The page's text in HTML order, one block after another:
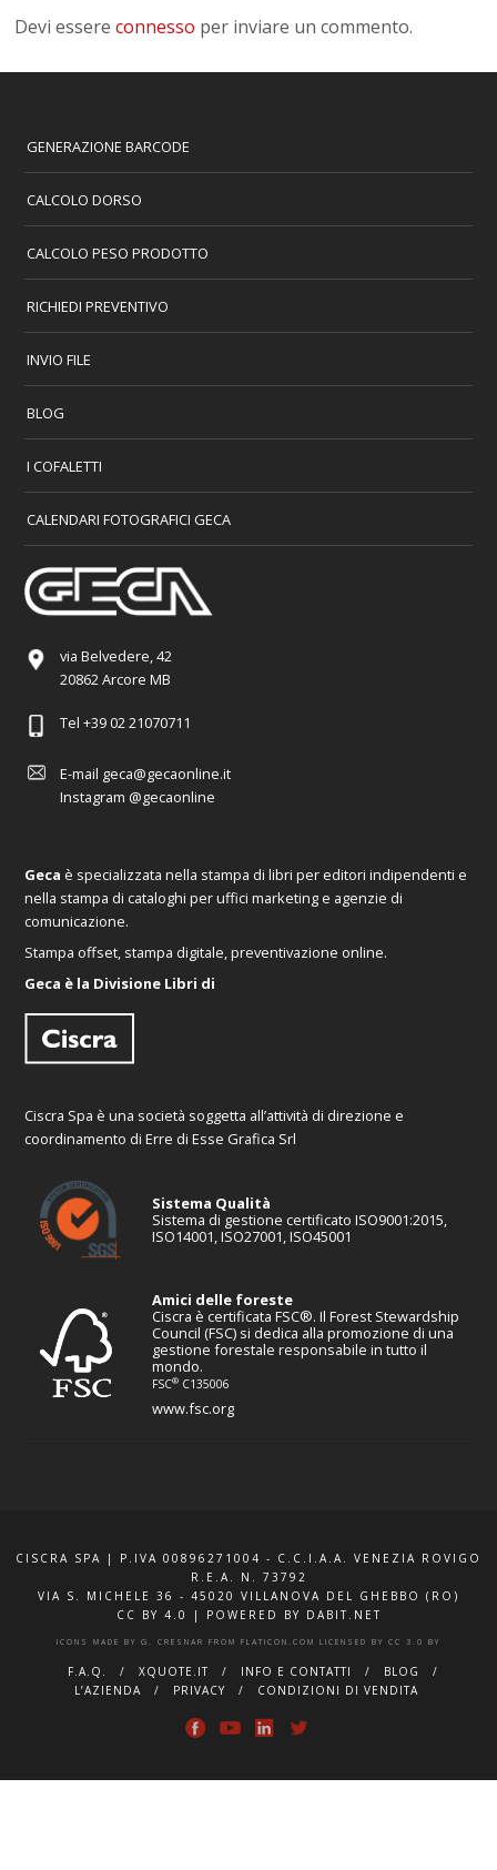
Devi essereconnesso per inviare un commento.
GENERAZIONE BARCODE
CALCOLO DORSO
CALCOLO PESO PRODOTTO
RICHIEDI PREVENTIVO
INVIO FILE
BLOG
I COFALETTI
CALENDARI FOTOGRAFICI GECA
via Belvedere, 42
20862 Arcore MB
Tel +39 02 21070711
E-mail geca@gecaonline.it
Instagram @gecaonline
Geca è specializzata nella stampa di libri per editori indipendenti e
nella stampa di cataloghi per uffici marketing e agenzie di
comunicazione.
Stampa offset, stampa digitale, preventivazione online.
Geca è la Divisione Libri di
Ciscra Spa è una società soggetta all’attività di direzione e
coordinamento di Erre di Esse Grafica Srl
Sistema Qualità
Sistema di gestione certificato ISO9001:2015,
ISO14001, ISO27001, ISO45001
Amici delle foreste
Ciscra è certificata FSC®. Il Forest Stewardship
Council (FSC) si dedica alla promozione di una
gestione forestale responsabile in tutto il
mondo.
FSC® C135006
www.fsc.org
CISCRA SPA | P.IVA 00896271004 - C.C.I.A.A. VENEZIA ROVIGO
R.E.A. N. 73792
VIA S. MICHELE 36 - 45020 VILLANOVA DEL GHEBBO (RO)
CC BY 4.0
| POWERED BY DABIT.NET
ICONS MADE BY G. CRESNAR FROM FLATICON.COM LICENSED BY CC 3.0 BY
F.A.Q. XQUOTE.IT INFO E CONTATTI
BLOG
L’AZIENDA
PRIVACY CONDIZIONI DI VENDITA